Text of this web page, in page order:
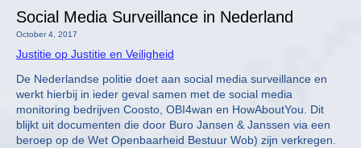
Social Media Surveillance in Nederland
October 4, 2017
Justitie op Justitie en Veiligheid
De Nederlandse politie doet aan social media surveillance en
werkt hierbij in ieder geval samen met de social media
monitoring bedrijven Coosto, OBI4wan en HowAboutYou. Dit
blijkt uit documenten die door Buro Jansen & Janssen via een
beroep op de Wet Openbaarheid Bestuur Wob) zijn verkregen.